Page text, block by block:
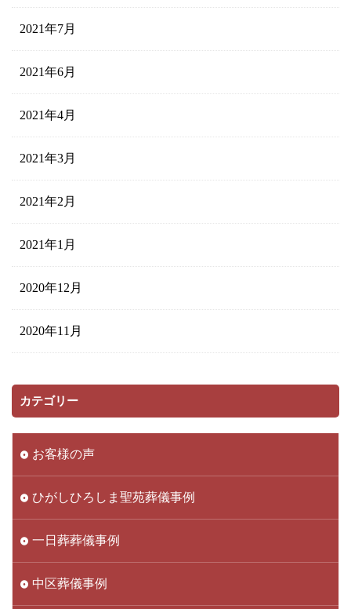
2021年7月
2021年6月
2021年4月
2021年3月
2021年2月
2021年1月
2020年12月
2020年11月
カテゴリー
お客様の声
ひがしひろしま聖苑葬儀事例
一日葬葬儀事例
中区葬儀事例